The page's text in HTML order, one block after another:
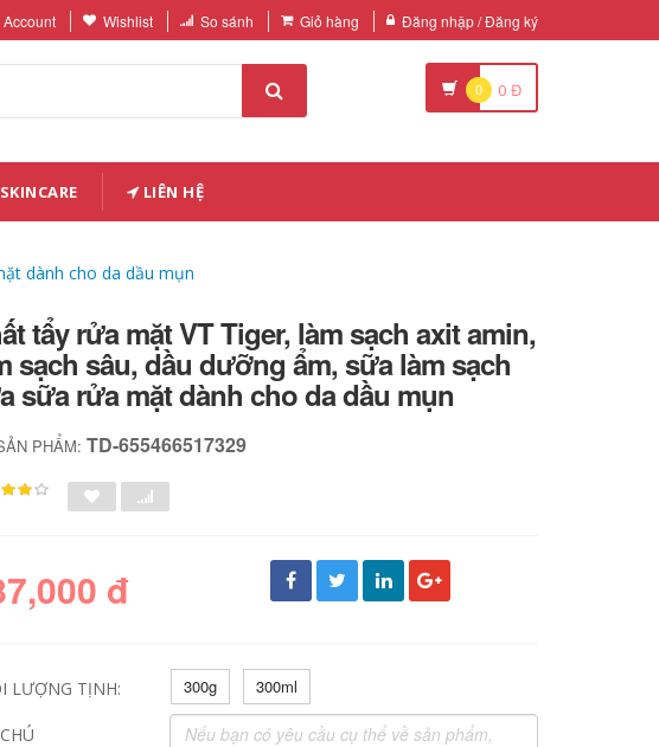
Account Wishlist So sánh Giỏ hàng Đăng nhập / Đăng ký
0 0 Đ
LIÊN HỆ
dành cho da dầu mụn
tẩy rửa mặt VT Tiger, làm sạch axit amin,
sạch sâu, dầu dưỡng ẩm, sữa làm sạch
sữa rửa mặt dành cho da dầu mụn
PHẨM:TD-655466517329
đ
LƯỢNG TỊNH: 300g 300ml